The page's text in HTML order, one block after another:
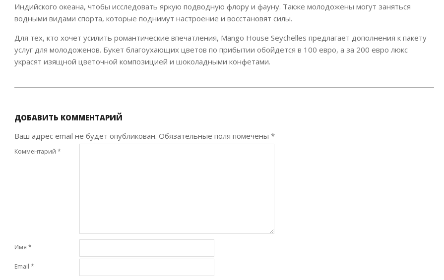
Индийского океана, чтобы исследовать яркую подводную флору и фауну. Также молодожены могут заняться
водными видами спорта, которые поднимут настроение и восстановят силы.
Для тех, кто хочет усилить романтические впечатления, Mango House Seychelles предлагает дополнения к пакету
услуг для молодоженов. Букет благоухающих цветов по прибытии обойдется в 100 евро, а за 200 евро люкс
украсят изящной цветочной композицией и шоколадными конфетами.
29
ДОБАВИТЬ КОММЕНТАРИЙ
Ваш адрес email не будет опубликован. Обязательные поля помечены *
Комментарий *
Имя *
Email *